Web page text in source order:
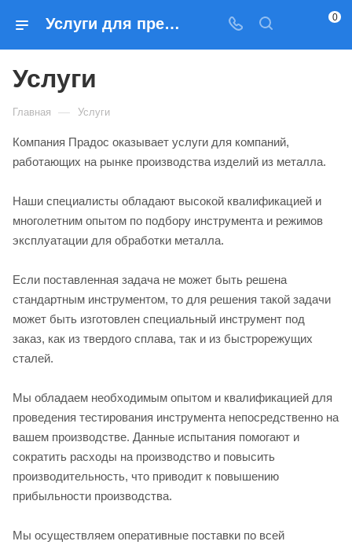
Услуги для предприятий металлообработки 0
Услуги
Главная — Услуги
Компания Прадос оказывает услуги для компаний,
работающих на рынке производства изделий из металла.
Наши специалисты обладают высокой квалификацией и
многолетним опытом по подбору инструмента и режимов
эксплуатации для обработки металла.
Если поставленная задача не может быть решена
стандартным инструментом, то для решения такой задачи
может быть изготовлен специальный инструмент под
заказ, как из твердого сплава, так и из быстрорежущих
сталей.
Мы обладаем необходимым опытом и квалификацией для
проведения тестирования инструмента непосредственно на
вашем производстве. Данные испытания помогают и
сократить расходы на производство и повысить
производительность, что приводит к повышению
прибыльности производства.
Мы осуществляем оперативные поставки по всей